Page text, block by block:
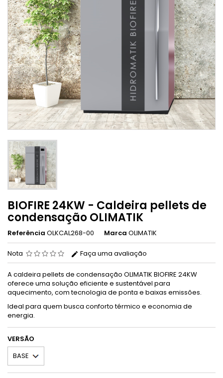
BIOFIRE 24KW - Caldeira pellets de
condensação OLIMATIK
Referência OLKCAL268-00 Marca OLIMATIK
Nota Faça uma avaliação
A caldeira pellets de condensação OLIMATIK BIOFIRE 24KW
oferece uma solução eficiente e sustentável para
aquecimento, com tecnologia de ponta e baixas emissões.
Ideal para quem busca conforto térmico e economia de
energia.
VERSÃO